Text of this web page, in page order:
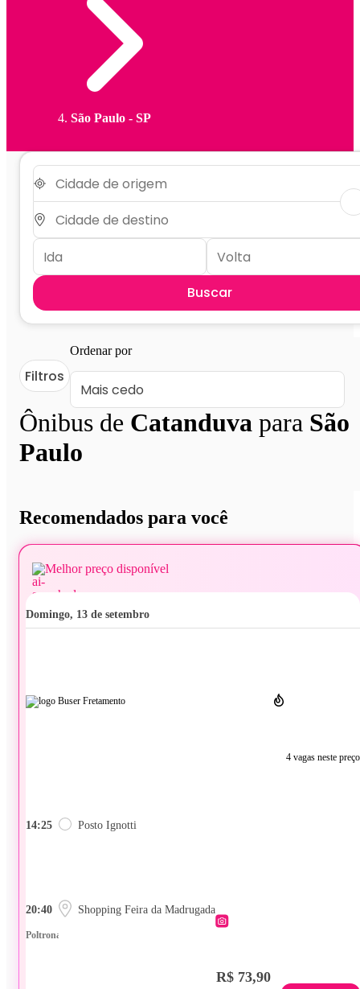
São Paulo - SP
Buscar
Ônibus de Catanduva para São
Paulo
Filtros
Ordenar por
Recomendados para você
Melhor preço disponível
domingo, 13 de setembro
4 vagas neste preço
14:25 Posto Ignotti
20:40 Shopping Feira da Madrugada
Poltrona
R$ 73,90